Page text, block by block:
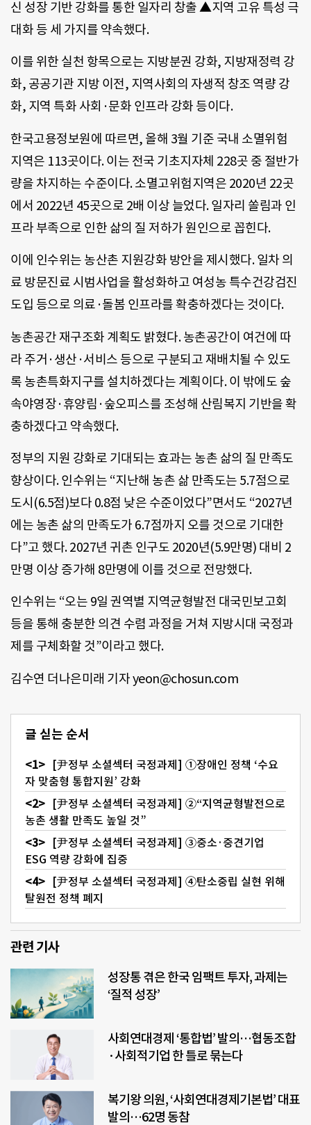
신 성장 기반 강화를 통한 일자리 창출 ▲지역 고유 특성 극
대화 등 세 가지를 약속했다.
이를 위한 실천 항목으로는 지방분권 강화, 지방재정력 강
화, 공공기관 지방 이전, 지역사회의 자생적 창조 역량 강
화, 지역 특화 사회·문화 인프라 강화 등이다.
한국고용정보원에 따르면, 올해 3월 기준 국내 소멸위험
지역은 113곳이다. 이는 전국 기초지자체 228곳 중 절반가
량을 차지하는 수준이다. 소멸고위험지역은 2020년 22곳
에서 2022년 45곳으로 2배 이상 늘었다. 일자리 쏠림과 인
프라 부족으로 인한 삶의 질 저하가 원인으로 꼽힌다.
이에 인수위는 농산촌 지원강화 방안을 제시했다. 일차 의
료 방문진료 시범사업을 활성화하고 여성농 특수건강검진
도입 등으로 의료·돌봄 인프라를 확충하겠다는 것이다.
농촌공간 재구조화 계획도 밝혔다. 농촌공간이 여건에 따
라 주거·생산·서비스 등으로 구분되고 재배치될 수 있도
록 농촌특화지구를 설치하겠다는 계획이다. 이 밖에도 숲
속야영장·휴양림·숲오피스를 조성해 산림복지 기반을 확
충하겠다고 약속했다.
정부의 지원 강화로 기대되는 효과는 농촌 삶의 질 만족도
향상이다. 인수위는 “지난해 농촌 삶 만족도는 5.7점으로
도시(6.5점)보다 0.8점 낮은 수준이었다”면서도 “2027년
에는 농촌 삶의 만족도가 6.7점까지 오를 것으로 기대한
다”고 했다. 2027년 귀촌 인구도 2020년(5.9만명) 대비 2
만명 이상 증가해 8만명에 이를 것으로 전망했다.
인수위는 “오는 9일 권역별 지역균형발전 대국민보고회
등을 통해 충분한 의견 수렴 과정을 거쳐 지방시대 국정과
제를 구체화할 것”이라고 했다.
김수연 더나은미래 기자 yeon@chosun.com
글 싣는 순서
[尹정부 소셜섹터 국정과제] ①장애인 정책 ‘수요
자 맞춤형 통합지원’ 강화
[尹정부 소셜섹터 국정과제] ②“지역균형발전으로
농촌 생활 만족도 높일 것”
[尹정부 소셜섹터 국정과제] ③중소·중견기업
ESG 역량 강화에 집중
[尹정부 소셜섹터 국정과제] ④탄소중립 실현 위해
탈원전 정책 폐지
관련 기사
성장통 겪은 한국 임팩트 투자, 과제는
‘질적 성장’
사회연대경제 ‘통합법’ 발의…협동조합
·사회적기업 한 틀로 묶는다
복기왕 의원, ‘사회연대경제기본법’ 대표
발의…62명 동참